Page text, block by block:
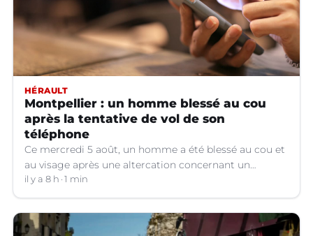
HÉRAULT
Montpellier : un homme blessé au cou
après la tentative de vol de son
téléphone
Ce mercredi 5 août, un homme a été blessé au cou et
au visage après une altercation concernant un
téléphone portable à Montpellier (Hérault).
il y a 8 h 1 min